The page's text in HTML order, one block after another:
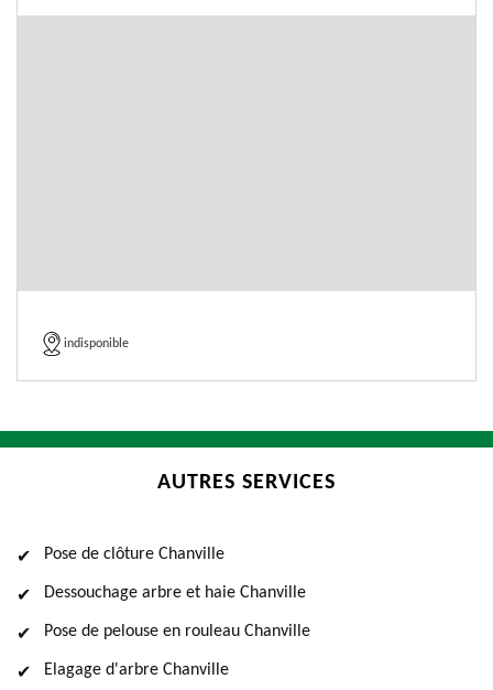
indisponible
AUTRES SERVICES
Pose de clôture Chanville
Dessouchage arbre et haie Chanville
Pose de pelouse en rouleau Chanville
Elagage d'arbre Chanville